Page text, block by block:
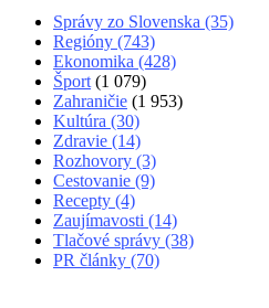
Správy zo Slovenska (35)
Regióny (743)
Ekonomika (428)
Šport (1 079)
Zahraničie (1 953)
Kultúra (30)
Zdravie (14)
Rozhovory (3)
Cestovanie (9)
Recepty (4)
Zaujímavosti (14)
Tlačové správy (38)
PR články (70)